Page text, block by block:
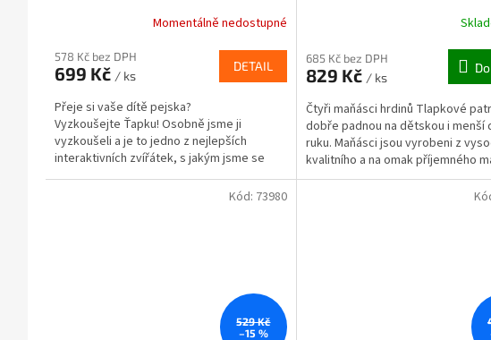
produktu
je
z
5
hvězdiček.
Momentálně nedostupné
578 Kč bez DPH
699 Kč / ks
DETAIL
Přeje si vaše dítě pejska?
Vyzkoušejte Ťapku! Osobně jsme ji
vyzkoušeli a je to jedno z nejlepších
interaktivních zvířátek, s jakým jsme se
setkali.
685 Kč bez DPH
829 Kč / ks
Čtyři maňásci hrdinů Tlapkové
dobře padnou na dětskou i menší
ruku. Maňásci jsou vyrobeni z
kvalitního a na omak příjemného
který je...
529 Kč
–15 %
Kód: 73980